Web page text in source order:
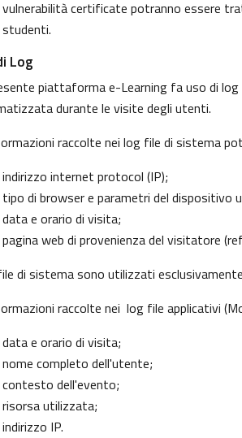
vulnerabilità certificate potranno essere
studenti.
Log
piattaforma e-Learning fa uso di
durante le visite degli utenti.
raccolte nei log file di sistema
indirizzo internet protocol (IP);
tipo di browser e parametri del
data e orario di visita;
pagina web di provenienza del visitatore
di sistema sono utilizzati
raccolte nei log file applicativi
data e orario di visita;
nome completo dell'utente;
contesto dell'evento;
risorsa utilizzata;
indirizzo IP.